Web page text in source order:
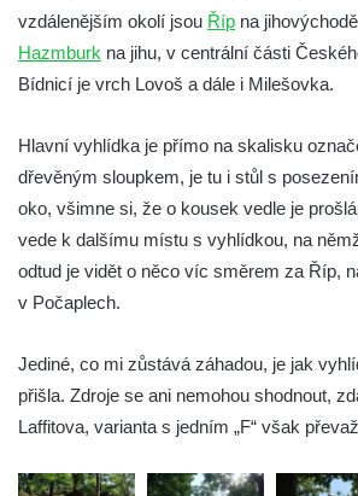
Skalní okno na Grünes Riff v Oybině
Papststein (Saské Švýcarsko)
Jeskyně Kuhstall a hrad Neuer Wildenstein
Jeskyně Idagrotte (Saské Švýcarsko)
Skalní město Nebeská říše u Ostrova
Vyhlídka u symbolického horolezeckého
hřbitova ve skalách Nebeská říše u
Skalní věž Doga v Tiských stěnách
Tiské stěny
Kyjovském údolí
vzdálenějším okolí jsou Říp na
Hazmburk na jihu, v centrální části
Bídnicí je vrch Lovoš a dále i Milešovka.
Hlavní vyhlídka je přímo na skalisku
dřevěným sloupkem, je tu i stůl s
oko, všimne si, že o kousek vedle je
vede k dalšímu místu s vyhlídkou, na
odtud je vidět o něco víc směrem za Říp,
v Počaplech.
Jediné, co mi zůstává záhadou, je jak
přišla. Zdroje se ani nemohou shodnout,
Laffitova, varianta s jedním „F“ však